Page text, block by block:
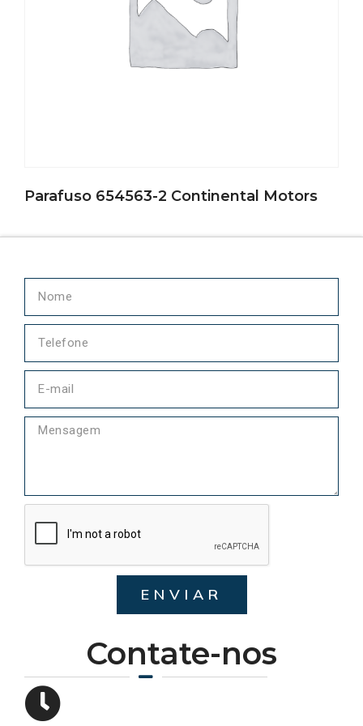
Parafuso 654563-2 Continental Motors
Contate-nos
ENVIAR